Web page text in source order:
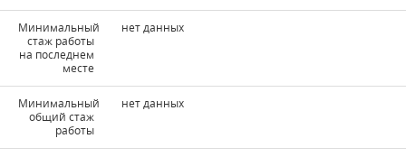
Минимальный
стаж работы
на последнем
месте
нет данных
Минимальный
общий стаж
работы
нет данных